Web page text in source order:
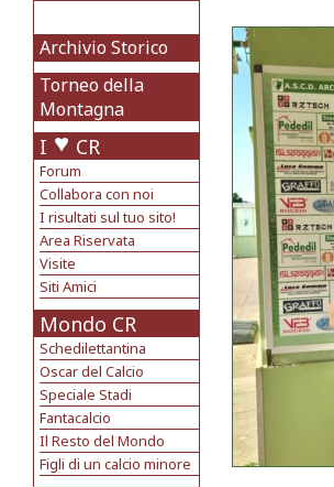
Archivio Storico
Torneo della
Montagna
I CR
Forum
Collabora con noi
I risultati sul tuo sito!
Area Riservata
Visite
Siti Amici
Mondo CR
Schedilettantina
Oscar del Calcio
Speciale Stadi
Fantacalcio
Il Resto del Mondo
Figli di un calcio minore